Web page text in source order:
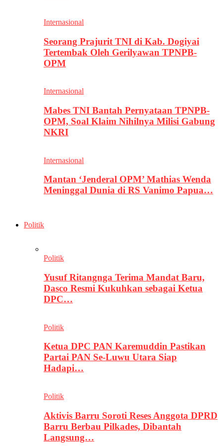
Internasional
Seorang Prajurit TNI di Kab. Dogiyai
Tertembak Oleh Gerilyawan TPNPB-
OPM
Internasional
Mabes TNI Bantah Pernyataan TPNPB-
OPM, Soal Klaim Nihilnya Milisi Gabung
NKRI
Internasional
Mantan ‘Jenderal OPM’ Mathias Wenda
Meninggal Dunia di RS Vanimo Papua…
Politik
Politik
Yusuf Ritangnga Terima Mandat Baru,
Dasco Resmi Kukuhkan sebagai Ketua
DPC…
Politik
Ketua DPC PAN Karemuddin Pastikan
Partai PAN Se-Luwu Utara Siap
Hadapi…
Politik
Aktivis Barru Soroti Reses Anggota DPRD
Barru Berbau Pilkades, Dibantah
Langsung…